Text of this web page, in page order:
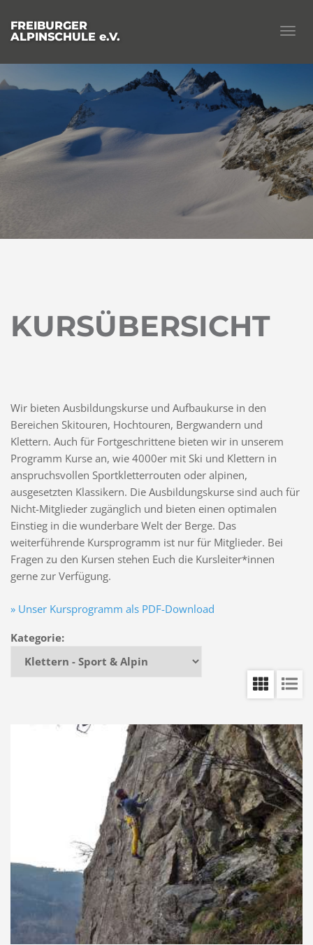
FREIBURGER
ALPINSCHULE e.V.
KURSÜBERSICHT
Wir bieten Ausbildungskurse und Aufbaukurse in den
Bereichen Skitouren, Hochtouren, Bergwandern und
Klettern. Auch für Fortgeschrittene bieten wir in unserem
Programm Kurse an, wie 4000er mit Ski und Klettern in
anspruchsvollen Sportkletterrouten oder alpinen,
ausgesetzten Klassikern. Die Ausbildungskurse sind auch für
Nicht-Mitglieder zugänglich und bieten einen optimalen
Einstieg in die wunderbare Welt der Berge. Das
weiterführende Kursprogramm ist nur für Mitglieder. Bei
Fragen zu den Kursen stehen Euch die Kursleiter*innen
gerne zur Verfügung.
» Unser Kursprogramm als PDF-Download
Kategorie: